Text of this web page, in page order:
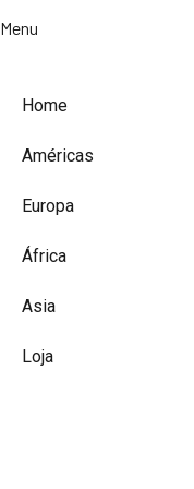
Menu
Home
Américas
Europa
África
Asia
Loja